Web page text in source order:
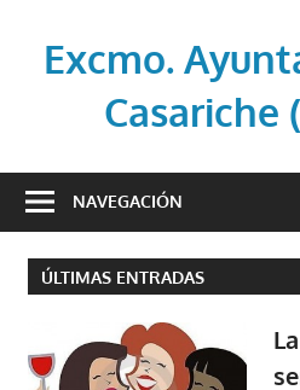
contenidoExcmo.
Casariche
oficial
Ayuntamiento
de
(Sevilla)
NAVEGACIÓN
ÚLTIMAS ENTRADAS